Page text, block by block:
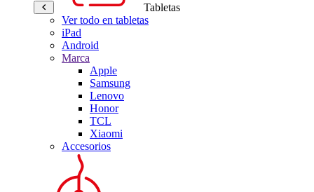
Tabletas
Ver todo en tabletas
iPad
Android
Marca
Apple
Samsung
Lenovo
Honor
TCL
Xiaomi
Accesorios